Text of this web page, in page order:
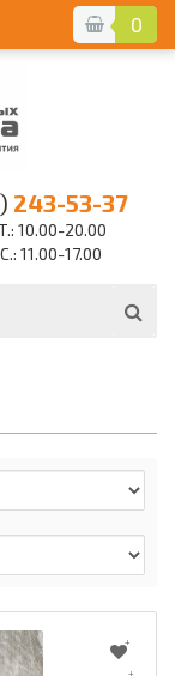
0
243-53-37
10.00-20.00
11.00-17.00